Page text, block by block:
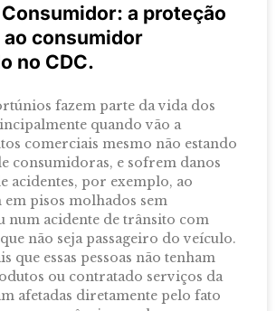
a proteção
consumidor
no CDC.
fazem parte da vida dos
quando vão a
comerciais mesmo não estando
consumidoras, e sofrem danos
acidentes, por exemplo, ao
em pisos molhados sem
num acidente de trânsito com
não seja passageiro do veículo.
que essas pessoas não tenham
ou contratado serviços da
afetadas diretamente pelo fato